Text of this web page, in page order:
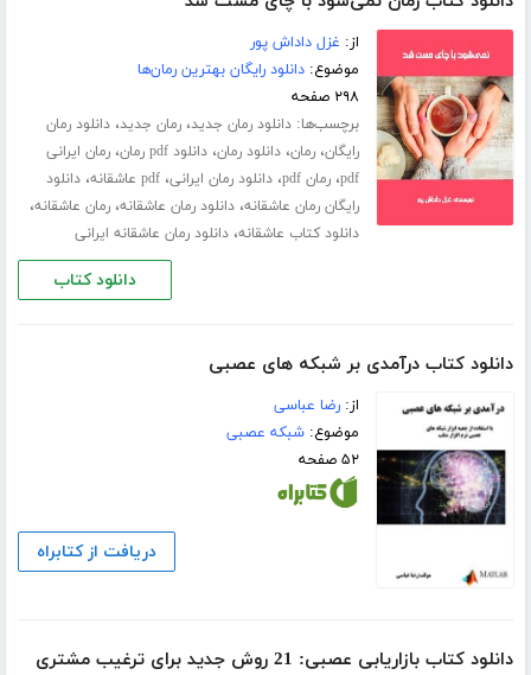
از: غزل داداش پور
موضوع:دانلود رایگان بهترین رمان‌ها
۲۹۸ صفحه
برچسب‌ها:دانلود رمان جدید،رمان جدید،دانلود رمان
رایگان،رمان،دانلود رمان،دانلود pdf رمان ،رمان ایرانی
pdf،رمان pdf ،دانلود رمان ایرانی،pdf عاشقانه ،دانلود
رایگان رمان عاشقانه،دانلود رمان عاشقانه،رمان عاشقانه،
دانلود کتاب عاشقانه،دانلود رمان عاشقانه ایرانی
دانلود کتاب
دانلود کتاب درآمدی بر شبکه های عصبی
از:رضا عباسی
موضوع:شبکه عصبی
۵۲ صفحه
دریافت از کتابراه
دانلود کتاب بازاریابی عصبی: 21 روش جدید برای ترغیب مشتری